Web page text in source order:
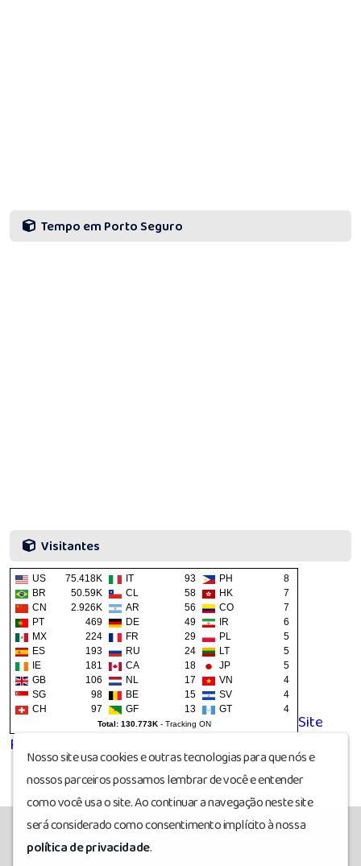
Tempo em Porto Seguro
Visitantes
US 75.418K IT 93 PH
8
BR
50.59K CL 58 HK
7
CN
2.926K AR 56 CO
7
PT
469 DE 49 IR
6
MX
224 FR 29 PL
5
ES
193 RU 24 LT
5
IE
181 CA 18 JP
5
GB
106 NL 17 VN
4
SG
98 BE 15 SV
4
CH
97 GF 13 GT 4
Total: 130.773K- Tracking ON
Site
Flags Counter
Nosso site usa cookies e outras tecnologias para que nós e
nossos parceiros possamos lembrar de você e entender
como você usa o site. Ao continuar a navegação neste site
será considerado como consentimento implícito à nossa
política de privacidade.
Ativafm© Todos os direitos reservados.